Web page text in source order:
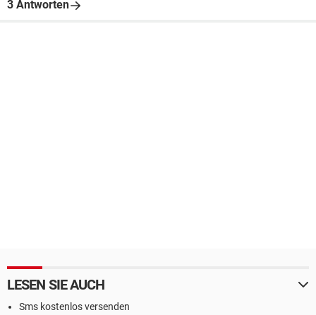
3 Antworten
LESEN SIE AUCH
Sms kostenlos versenden